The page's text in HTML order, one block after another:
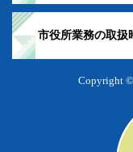
市役所業務の取扱
Copyright ©